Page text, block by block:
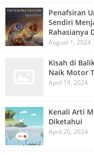
Penafsiran
Sendiri
Rahasianya
August 1, 2024
Kisah di
Naik Motor
April 19, 2024
Kenali Arti
Diketahui
April 20, 2024